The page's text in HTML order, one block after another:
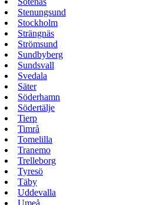
Stenungsund
Stockholm
Strängnäs
Strömsund
Sundbyberg
Sundsvall
Svedala
Säter
Söderhamn
Södertälje
Tierp
Timrå
Tomelilla
Tranemo
Trelleborg
Tyresö
Täby
Uddevalla
Umeå